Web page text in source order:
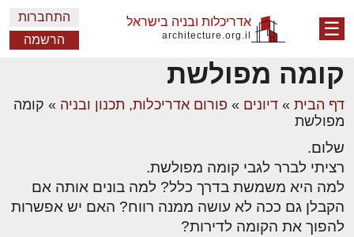
☰ אדריכלות ובניה בישראל
architecture.org.il
התחברות
הרשמה
קומה מפולשת
דף הבית » דיונים » פורום אדריכלות, תכנון ובניה » קומה
מפולשת
שלום.
רציתי לברר לגבי קומה מפולשת.
למה היא משמשת בדרך כלל? למה בונים אותה אם
הקבלן גם ככה לא עושה ממנה רווח? האם יש אפשרות
להפוך את הקומה לדירות?